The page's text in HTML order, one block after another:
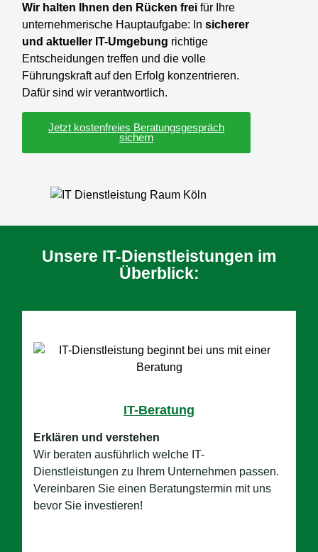
Wir halten Ihnen den Rücken frei für Ihre
unternehmerische Hauptaufgabe: In sicherer
und aktueller IT-Umgebung richtige
Entscheidungen treffen und die volle
Führungskraft auf den Erfolg konzentrieren.
Dafür sind wir verantwortlich.
Jetzt kostenfreies Beratungsgespräch
sichern
Unsere IT-Dienstleistungen im
Überblick:
IT-Beratung
Erklären und verstehen
Wir beraten ausführlich welche IT-
Dienstleistungen zu Ihrem Unternehmen passen.
Vereinbaren Sie einen Beratungstermin mit uns
bevor Sie investieren!